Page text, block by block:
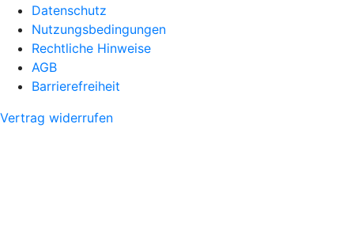
Datenschutz
Nutzungsbedingungen
Rechtliche Hinweise
AGB
Barrierefreiheit
Vertrag widerrufen